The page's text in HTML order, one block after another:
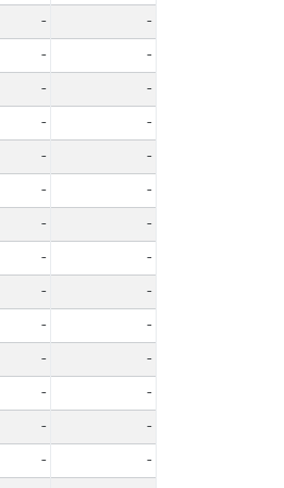
-
-
-
-
-
-
-
-
-
-
-
-
-
-
-
-
-
-
-
-
-
-
-
-
-
-
-
-